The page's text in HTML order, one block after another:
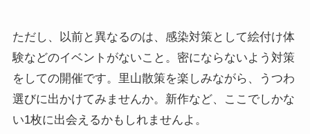
ただし、以前と異なるのは、感染対策として絵付け体
験などのイベントがないこと。密にならないよう対策
をしての開催です。里山散策を楽しみながら、うつわ
選びに出かけてみませんか。新作など、ここでしかな
い1枚に出会えるかもしれませんよ。